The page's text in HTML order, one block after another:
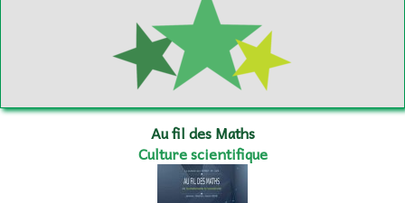
Au fil des Maths
Culture scientifique